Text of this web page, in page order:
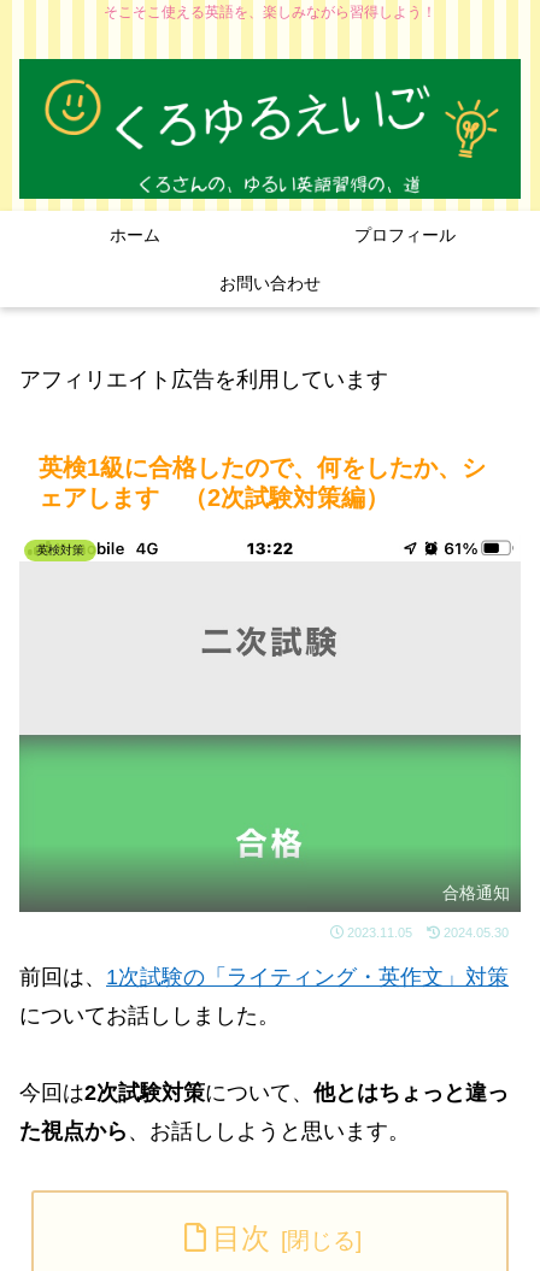
そこそこ使える英語を、楽しみながら習得しよう！
ホーム プロフィール
お問い合わせ
アフィリエイト広告を利用しています
英検1級に合格したので、何をしたか、シ
ェアします （2次試験対策編）
英検対策
合格通知
2023.11.05 2024.05.30
前回は、 1次試験の「ライティング・英作文」対策
についてお話ししました。
今回は2次試験対策について、 他とはちょっと違っ
た視点から 、お話ししようと思います。
目次